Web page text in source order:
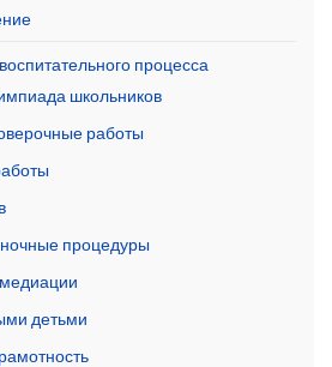
процесса
школьников
работы
процедуры
детьми